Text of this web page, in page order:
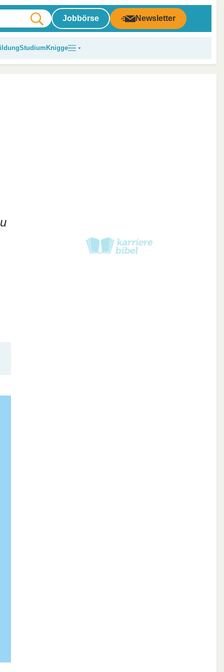
Jobbörse Newsletter
Studium Knigge